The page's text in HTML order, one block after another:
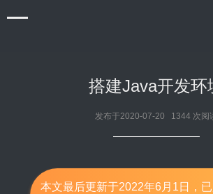
搭建Java开发环
发布于2020-07-20 1344 次阅
本文最后更新于2022年6月1日，
清单